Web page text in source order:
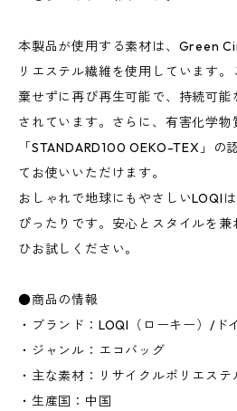
本製品が使用する素材は、Green
リエステル繊維を使用しています
棄せずに再び再生可能で、持続可
されています。さらに、有害化学物
「STANDARD100 OEKO-TEX」の
てお使いいただけます。
おしゃれで地球にもやさしいLOQI
ぴったりです。安心とスタイルを
ひお試しください。
●商品の情報
・ブランド：LOQI（ローキー）/ド
・ジャンル：エコバッグ
・主な素材：リサイクルポリエステ
・生産国：中国